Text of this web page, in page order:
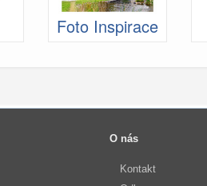
Foto Inspirace
O nás
Kontakt